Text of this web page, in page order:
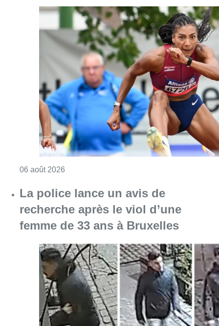
06 août 2026
La police lance un avis de
recherche après le viol d’une
femme de 33 ans à Bruxelles